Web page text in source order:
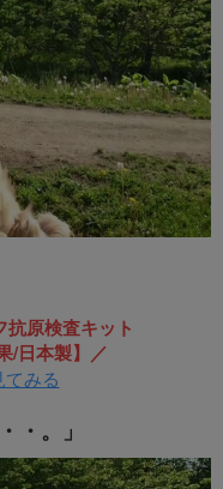
原検査キット
/日本製】／
みる
・。」